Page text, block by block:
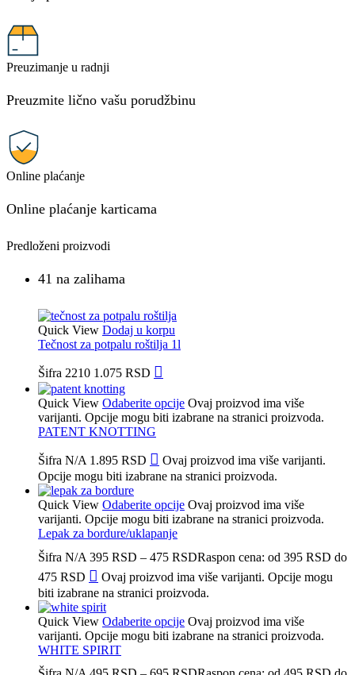
Preuzimanje u radnji
Preuzmite lično vašu porudžbinu
Online plaćanje
Online plaćanje karticama
Predloženi proizvodi
41 na zalihama
Quick View Dodaj u korpu
Tečnost za potpalu roštilja 1l
Šifra 2210 1.075 RSD
Quick View Odaberite opcije Ovaj proizvod ima više
varijanti. Opcije mogu biti izabrane na stranici proizvoda.
PATENT KNOTTING
Šifra N/A 1.895 RSD
Ovaj proizvod ima više varijanti.
Opcije mogu biti izabrane na stranici proizvoda.
Quick View Odaberite opcije Ovaj proizvod ima više
varijanti. Opcije mogu biti izabrane na stranici proizvoda.
Lepak za bordure/uklapanje
Šifra N/A 395 RSD – 475 RSDRaspon cena: od 395 RSD do
475 RSD
Ovaj proizvod ima više varijanti. Opcije mogu
biti izabrane na stranici proizvoda.
Quick View Odaberite opcije Ovaj proizvod ima više
varijanti. Opcije mogu biti izabrane na stranici proizvoda.
WHITE SPIRIT